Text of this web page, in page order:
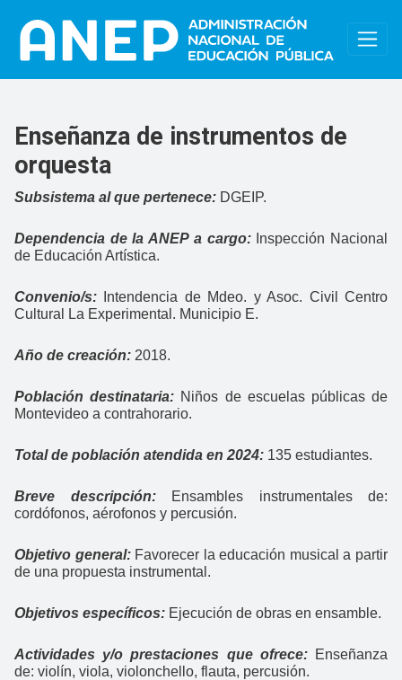
Enseñanza de instrumentos de
orquesta
Subsistema al que pertenece: DGEIP.
Dependencia de la ANEP a cargo: Inspección Nacional
de Educación Artística.
Convenio/s:
Intendencia de Mdeo. y Asoc. Civil Centro
Cultural La Experimental. Municipio E.
Año de creación: 2018.
Población destinataria: Niños de escuelas públicas de
Montevideo a contrahorario.
Total de población atendida en 2024: 135 estudiantes.
Breve descripción:
Ensambles instrumentales de:
cordófonos, aérofonos y percusión.
Objetivo general: Favorecer la educación musical a partir
de una propuesta instrumental.
Objetivos específicos: Ejecución de obras en ensamble.
Actividades y/o prestaciones que ofrece: Enseñanza
de: violín, viola, violonchello, flauta, percusión.